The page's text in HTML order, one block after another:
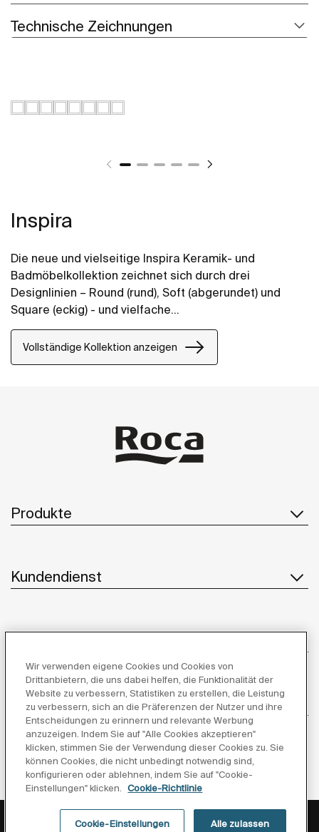
Technische Zeichnungen
Inspira
Die neue und vielseitige Inspira Keramik- und
Badmöbelkollektion zeichnet sich durch drei
Designlinien – Round (rund), Soft (abgerundet) und
Square (eckig) - und vielfache
Kombinationsmöglichkeiten aus, so dass Sie,
unabhängig von Ihrem Stil, die Lösung finden, die
Ihnen die ideale Gestaltung Ihres Badezimmers
Vollständige Kollektion anzeigen
Produkte
Kundendienst
Inspiration
Folgen Sie uns
Datenschutzerklärung Rechtliche Hinweise
Wir verwenden eigene Cookies und Cookies von
Drittanbietern, die uns dabei helfen, die Funktionalität der
Website zu verbessern, Statistiken zu erstellen, die Leistung
zu verbessern, sich an die Präferenzen der Nutzer und ihre
Entscheidungen zu erinnern und relevante Werbung
anzuzeigen. Indem Sie auf "Alle Cookies akzeptieren"
klicken, stimmen Sie der Verwendung dieser Cookies zu. Sie
können Cookies, die nicht unbedingt notwendig sind,
konfigurieren oder ablehnen, indem Sie auf "Cookie-
Einstellungen" klicken.
Cookie-Richtlinie
Cookie-Einstellungen Alle zulassen